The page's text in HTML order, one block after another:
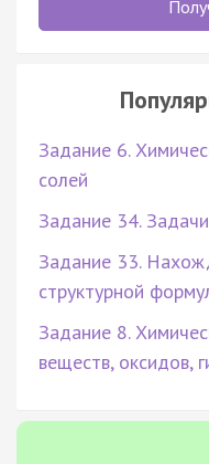
Задание 6.
солей
Задание 34.
Задание 33.
структурной
Задание 8.
веществ, оксидов,